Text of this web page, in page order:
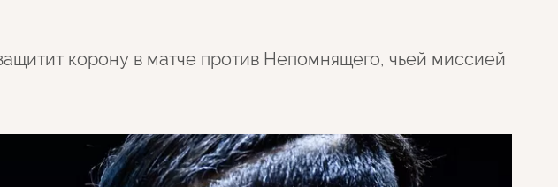
корону в матче против Непомнящего, чьей миссией